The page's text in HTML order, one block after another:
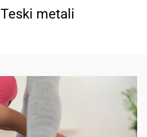
Teski metali